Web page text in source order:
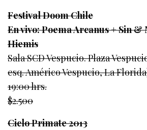
Festival Doom Chile
En vivo: Poema Arcanus + Sin &
Hiemis
Sala SCD Vespucio. Plaza
esq. Américo Vespucio, La
19:00 hrs.
$2.500
Ciclo Primate 2013